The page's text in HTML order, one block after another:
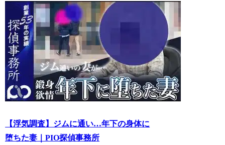
【浮気調査】ジムに通い…年下の身体に
堕ちた妻｜PIO探偵事務所